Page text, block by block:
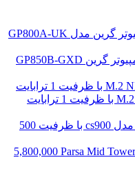
منبع تغذیه کامپیوتر گرین مدل GP800A-UK
منبع تغذیه کامپیوتر گرین GP850B-GXD
اس اس دی اینترنال پی ان وای مدل cs900 با ظرفیت 500
5,800,000